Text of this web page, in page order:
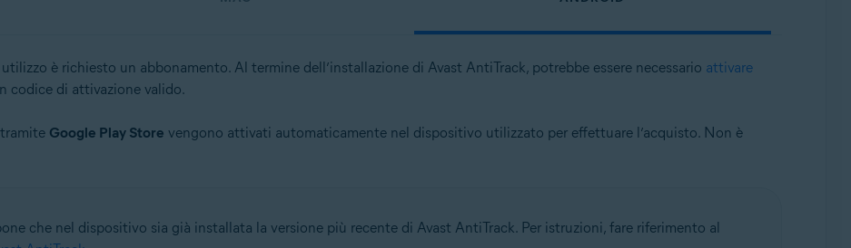
è richiesto un abbonamento. Al termine dell’installazione di Avast AntiTrack, potrebbe essere necessario attivare
codice di attivazione valido.
Google Play Store vengono attivati automaticamente nel dispositivo utilizzato per effettuare l’acquisto. Non è
che nel dispositivo sia già installata la versione più recente di Avast AntiTrack. Per istruzioni, fare riferimento al